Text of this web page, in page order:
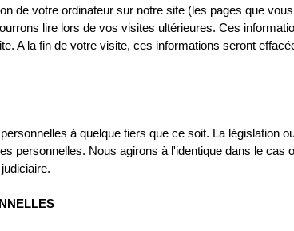
de votre ordinateur sur notre site (les pages que
lire lors de vos visites ultérieures. Ces
A la fin de votre visite, ces informations seront
à quelque tiers que ce soit. La législation
personnelles. Nous agirons à l'identique dans le cas